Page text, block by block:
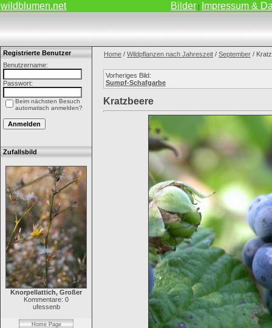
wildblumen.net Bilder | Impressum &
Registrierte Benutzer
Benutzername:
Passwort:
Beim nächsten Besuch
automatisch anmelden?
Zufallsbild
Knorpellattich, Großer
Kommentare: 0
ufessenb
Home Page
Home / Wildpflanzen nach Jahreszeit / September /
Vorheriges Bild:
Sumpf-Schafgarbe
Kratzbeere